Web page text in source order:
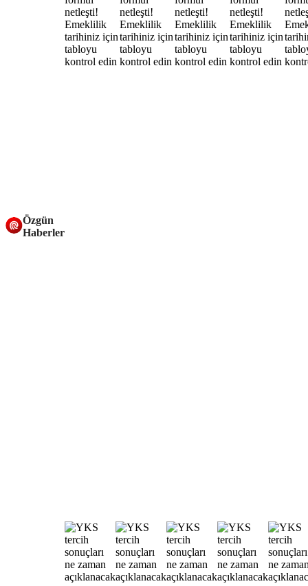
Özgün
Haberler